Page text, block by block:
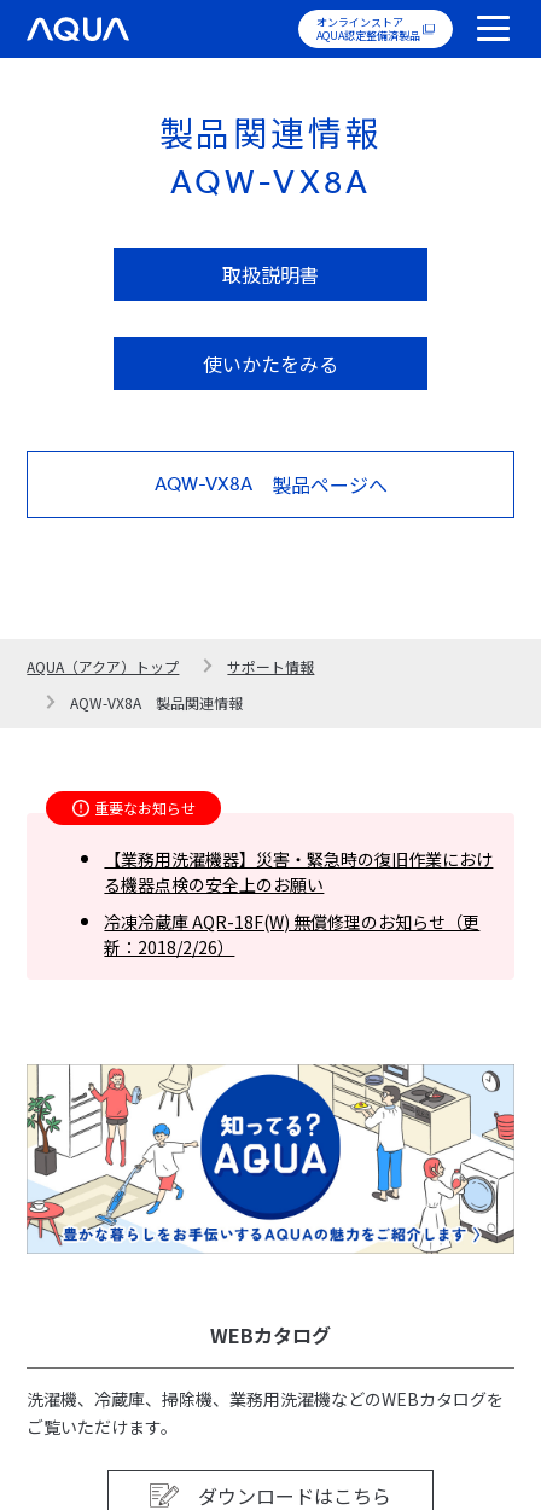
オンラインストア
AQUA認定整備済製品
製品関連情報
AQW-VX8A
取扱説明書
使いかたをみる
AQW-VX8A製品ページへ
AQUA（アクア）トップ
サポート情報
AQW-VX8A 製品関連情報
重要なお知らせ
【業務用洗濯機器】災害・緊急時の復旧作業におけ
る機器点検の安全上のお願い
冷凍冷蔵庫 AQR-18F(W) 無償修理のお知らせ（更
新：2018/2/26）
WEBカタログ
洗濯機、冷蔵庫、掃除機、業務用洗濯機などのWEBカタログを
ご覧いただけます。
ダウンロードはこちら